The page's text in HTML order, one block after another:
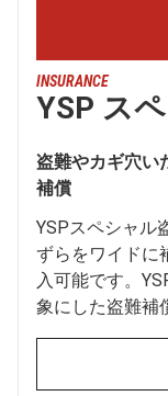
INSURANCE
YSP ス
盗難やカギ穴い
補償
YSPスペシャル
ずらをワイドに
入可能です。
象にした盗難補